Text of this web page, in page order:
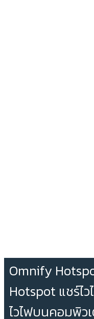
Omnify
Hotspot แชร์ไ
ไวไฟบนคอมพิว